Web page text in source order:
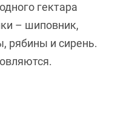
гектара
– шиповник,
рябины и сирень.